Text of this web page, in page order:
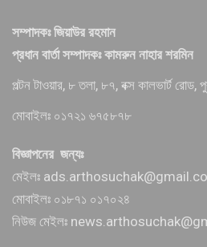
সম্পাদকঃ জিয়াউর রহমান
প্রধান বার্তা সম্পাদকঃ কামরুন নাহার শরমিন
পল্টন টাওয়ার, ৮ তলা, ৮৭, বক্স কালভার্ট রোড,
মোবাইলঃ ০১৭২১ ৬৭৫৮৭৮
বিজ্ঞাপনের জন্যঃ
মেইলঃ
মোবাইলঃ ০১৮৭১ ০১৭০২৪
নিউজ মেইলঃ